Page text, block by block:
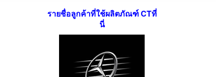
รายชื่อลูกค้าที่ใช้ผลิตภัณฑ์ CTที่
นี่